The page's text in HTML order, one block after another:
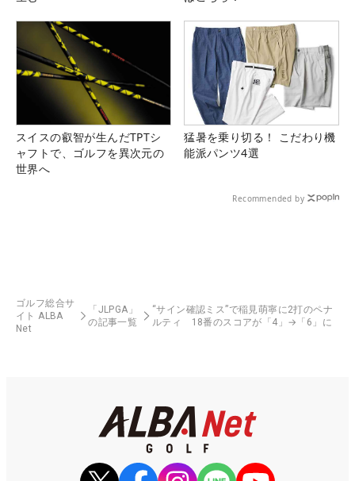
スイスの叡智が生んだTPTシ
ャフトで、ゴルフを異次元の
世界へ
猛暑を乗り切る！ こだわり機
能派パンツ4選
Recommended by
ゴルフ総合サ
イト ALBA
Net
「JLPGA」
の記事一覧
“サイン確認ミス”で稲見萌寧に2打のペナ
ルティ 18番のスコアが「4」→「6」に